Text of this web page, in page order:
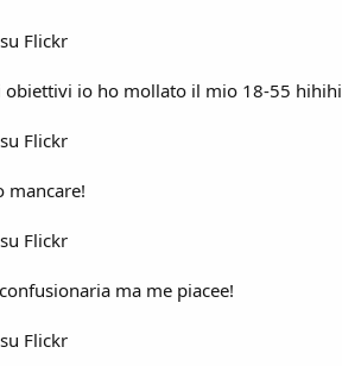
Flickr
obiettivi io ho mollato il mio 18-55
Flickr
mancare!
Flickr
ma me piacee!
Flickr